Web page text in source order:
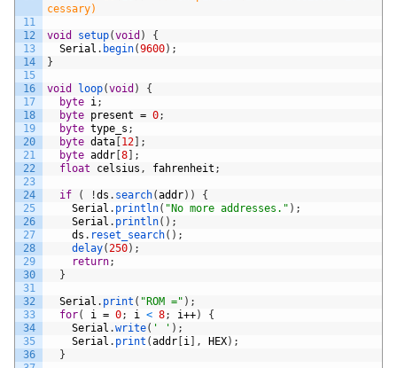
11
12
13
14
15
16
17
18
19
20
21
22
23
24
25
26
27
28
29
30
31
32
33
34
35
36
cessary)
void setup(void )
{
Serial . begin(9600) ;
}
void loop(void )
{
byte i;
byte present = 0;
byte type_s ;
byte data 12
;
byte addr 8
;
float
celsius , fahrenheit ;
if ( !ds . search(addr) )
{
Serial . println( "No more addresses." ) ;
Serial . println( ) ;
ds . reset_search( ) ;
delay(250) ;
return;
}
Serial . print ( "ROM =" ) ;
for( i = 0; i < 8; i++)
{
Serial .write( ' ' ) ;
Serial . print (addr i , HEX) ;
}